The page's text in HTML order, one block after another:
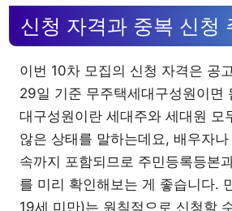
신청 자격과 중복 신청
이번 10차 모집의 신청 자격은 공
29일 기준 무주택세대구성원이면
대구성원이란 세대주와 세대원 모
않은 상태를 말하는데요, 배우자
속까지 포함되므로 주민등록등본
를 미리 확인해보는 게 좋습니다.
19세 미만)는 원칙적으로 신청할